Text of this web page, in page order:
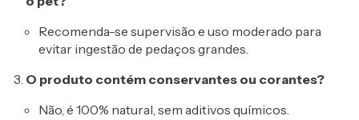
navegação e para
do site.
Recomenda-se supervisão e uso moderado para
evitar ingestão de pedaços grandes.
O produto contém conservantes ou corantes?
Não, é 100% natural, sem aditivos químicos.